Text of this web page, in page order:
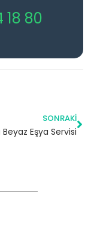
18 80
SONRAKI
Eşya Servisi